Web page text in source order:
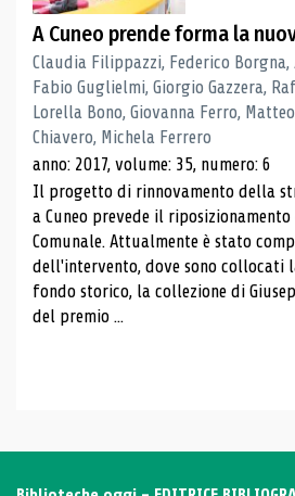
A Cuneo prende forma la
Claudia Filippazzi, Federico Borgna,
Fabio Guglielmi, Giorgio Gazzera,
Lorella Bono, Giovanna Ferro,
Chiavero, Michela Ferrero
anno: 2017, volume: 35, numero: 6
Il progetto di rinnovamento della
a Cuneo prevede il
Comunale. Attualmente è stato
dell'intervento, dove sono collocati
fondo storico, la collezione di
del premio ...